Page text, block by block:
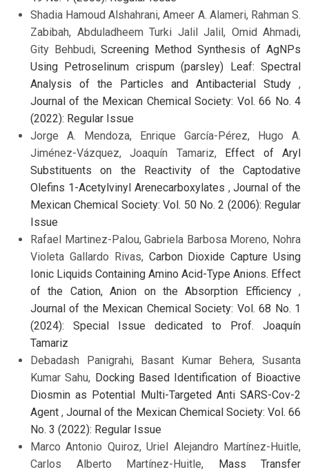
Shadia Hamoud Alshahrani, Ameer A. Alameri, Rahman S.
Zabibah, Abduladheem Turki Jalil Jalil, Omid Ahmadi,
Gity Behbudi,Screening Method Synthesis of AgNPs
Using Petroselinum crispum (parsley) Leaf: Spectral
Analysis of the Particles and Antibacterial Study ,
Journal of the Mexican Chemical Society: Vol. 66 No. 4
(2022): Regular Issue
Jorge A. Mendoza, Enrique García-Pérez, Hugo A.
Jiménez-Vázquez, Joaquín Tamariz,
Effect of Aryl
Substituents on the Reactivity of the Captodative
Olefins 1-Acetylvinyl Arenecarboxylates ,Journal of the
Mexican Chemical Society: Vol. 50 No. 2 (2006): Regular
Issue
Rafael Martinez-Palou, Gabriela Barbosa Moreno, Nohra
Violeta Gallardo Rivas, Carbon Dioxide Capture Using
Ionic Liquids Containing Amino Acid-Type Anions. Effect
of the Cation, Anion on the Absorption Efficiency ,
Journal of the Mexican Chemical Society: Vol. 68 No. 1
(2024): Special Issue dedicated to Prof. Joaquín
Tamariz
Debadash Panigrahi, Basant Kumar Behera, Susanta
Kumar Sahu, Docking Based Identification of Bioactive
Diosmin as Potential Multi-Targeted Anti SARS-Cov-2
Agent,Journal of the Mexican Chemical Society: Vol. 66
No. 3 (2022): Regular Issue
Marco Antonio Quiroz, Uriel Alejandro Martínez-Huitle,
Carlos Alberto Martínez-Huitle,
Mass Transfer